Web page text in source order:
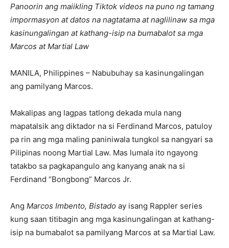
Panoorin ang maiikling Tiktok videos na puno ng tamang
impormasyon at datos na nagtatama at naglilinaw sa mga
kasinungalingan at kathang-isip na bumabalot sa mga
Marcos at Martial Law
MANILA, Philippines – Nabubuhay sa kasinungalingan
ang pamilyang Marcos.
Makalipas ang lagpas tatlong dekada mula nang
mapatalsik ang diktador na si Ferdinand Marcos, patuloy
pa rin ang mga maling paniniwala tungkol sa nangyari sa
Pilipinas noong Martial Law. Mas lumala ito ngayong
tatakbo sa pagkapangulo ang kanyang anak na si
Ferdinand “Bongbong” Marcos Jr.
Ang Marcos Imbento, Bistado ay isang Rappler series
kung saan titibagin ang mga kasinungalingan at kathang-
isip na bumabalot sa pamilyang Marcos at sa Martial Law.